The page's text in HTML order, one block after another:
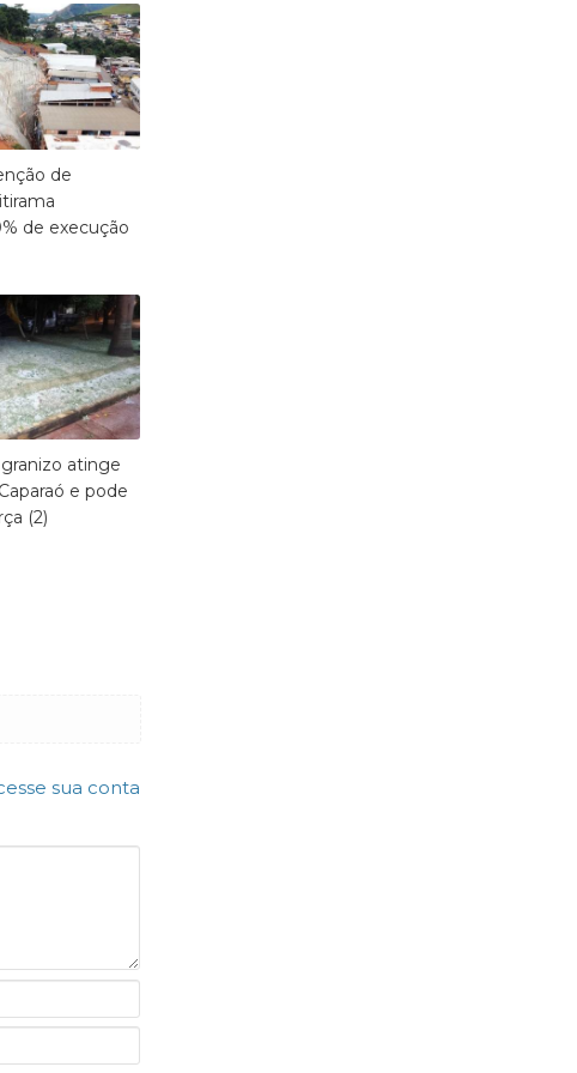
de
de execução
atinge
e pode
(2)
sua conta